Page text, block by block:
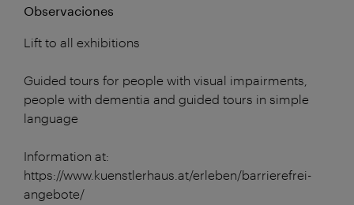
Observaciones
Lift to all exhibitions
Guided tours for people with visual impairments,
people with dementia and guided tours in simple
language
Information at:
https://www.kuenstlerhaus.at/erleben/barrierefrei-
angebote/